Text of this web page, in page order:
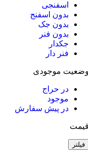
اسفنجی
بدون اسفنج
بدون جک
بدون فنر
جکدار
فنر دار
موجودی
در حراج
موجود
در پیش سفارش
فیلتر